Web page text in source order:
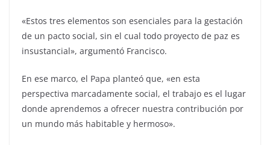
«Estos tres elementos son esenciales para la gestación
de un pacto social, sin el cual todo proyecto de paz es
insustancial», argumentó Francisco.
En ese marco, el Papa planteó que, «en esta
perspectiva marcadamente social, el trabajo es el lugar
donde aprendemos a ofrecer nuestra contribución por
un mundo más habitable y hermoso».